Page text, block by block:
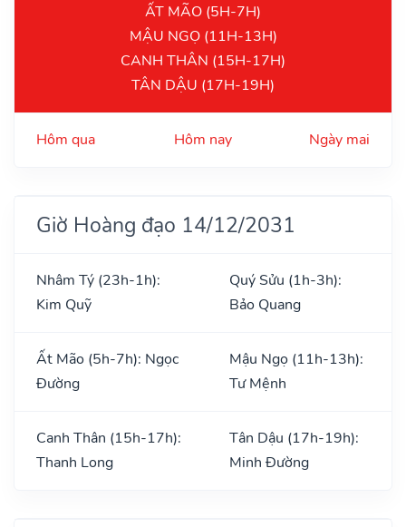
ẤT MÃO (5H-7H)
MẬU NGỌ (11H-13H)
CANH THÂN (15H-17H)
TÂN DẬU (17H-19H)
Hôm qua Hôm nay Ngày mai
Giờ Hoàng đạo 14/12/2031
Nhâm Tý (23h-1h):
Kim Quỹ
Quý Sửu (1h-3h):
Bảo Quang
Ất Mão (5h-7h): Ngọc
Đường
Mậu Ngọ (11h-13h):
Tư Mệnh
Canh Thân (15h-17h):
Thanh Long
Tân Dậu (17h-19h):
Minh Đường